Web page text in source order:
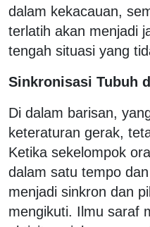
dalam kekacauan,
terlatih akan menjadi
tengah situasi yang
Sinkronisasi Tubuh
Di dalam barisan,
keteraturan gerak,
Ketika sekelompok
dalam satu tempo
menjadi sinkron dan
mengikuti. Ilmu saraf